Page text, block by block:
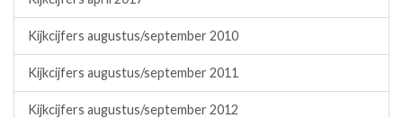
Kijkcijfers augustus/september 2010
Kijkcijfers augustus/september 2011
Kijkcijfers augustus/september 2012